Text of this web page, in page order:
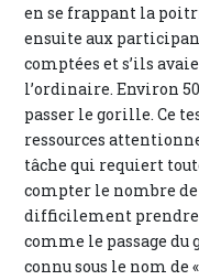
en se frappant la
ensuite aux
comptées et s’ils
l’ordinaire. Environ 50
passer le gorille. Ce
ressources
tâche qui requiert
compter le nombre de
difficilement prendre
comme le passage
connu sous le nom de